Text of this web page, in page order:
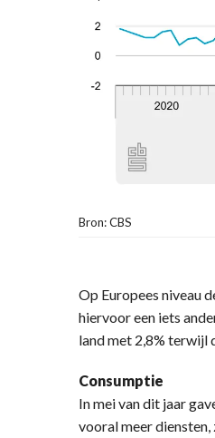
Bron: CBS
Op Europees niveau
hiervoor een iets
land met 2,8% terwijl
Consumptie
In mei van dit jaar
vooral meer diensten,